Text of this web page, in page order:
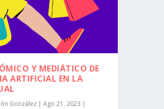
Y MEDIÁTICO DE
ARTIFICIAL EN LA
González |Ago 21, 2023 |